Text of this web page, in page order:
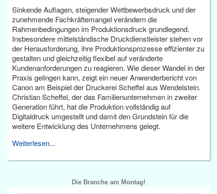
Sinkende Auflagen, steigender Wettbewerbsdruck und der
zunehmende Fachkräftemangel verändern die
Rahmenbedingungen im Produktionsdruck grundlegend.
Insbesondere mittelständische Druckdienstleister stehen vor
der Herausforderung, ihre Produktionsprozesse effizienter zu
gestalten und gleichzeitig flexibel auf veränderte
Kundenanforderungen zu reagieren. Wie dieser Wandel in der
Praxis gelingen kann, zeigt ein neuer Anwenderbericht von
Canon am Beispiel der Druckerei Scheffel aus Wendelstein.
Christian Scheffel, der das Familienunternehmen in zweiter
Generation führt, hat die Produktion vollständig auf
Digitaldruck umgestellt und damit den Grundstein für die
weitere Entwicklung des Unternehmens gelegt.
Weiterlesen...
Die Branche am Montag!